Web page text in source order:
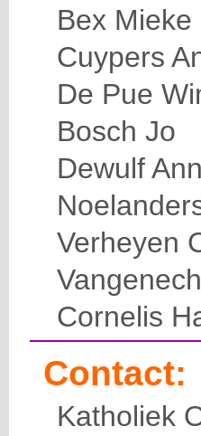
Bex Mieke
Cuypers
De Pue
Bosch Jo
Dewulf
Verheyen
Cornelis
Contact:
Katholiek